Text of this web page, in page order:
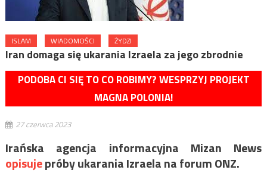
ISLAM WIADOMOŚCI ŻYDZI
Iran domaga się ukarania Izraela za jego zbrodnie
PODOBA CI SIĘ TO CO ROBIMY? WESPRZYJ PROJEKT
MAGNA POLONIA!
27 czerwca 2023
Irańska agencja informacyjna Mizan News
opisujepróby ukarania Izraela na forum ONZ.